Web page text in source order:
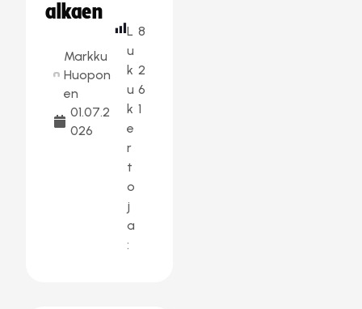
alkaen
Markku
Huopon
en
01.07.2
026
L
u
k
u
k
e
r
t
o
j
a
:
8
2
6
1